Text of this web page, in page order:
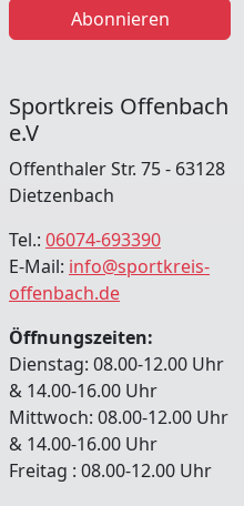
Abonnieren
Sportkreis Offenbach
e.V
Offenthaler Str. 75 - 63128
Dietzenbach
Tel.: 06074-693390
E-Mail: info@sportkreis-
offenbach.de
Öffnungszeiten:
Dienstag: 08.00-12.00 Uhr
& 14.00-16.00 Uhr
Mittwoch: 08.00-12.00 Uhr
& 14.00-16.00 Uhr
Freitag : 08.00-12.00 Uhr